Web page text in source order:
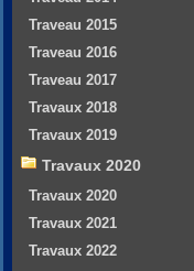
Traveau 2015
Traveau 2016
Traveau 2017
Travaux 2018
Travaux 2019
Travaux 2020
Travaux 2020
Travaux 2021
Travaux 2022